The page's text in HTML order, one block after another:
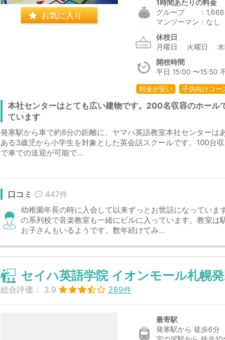
お気に入り
1時間あたりの料金
グループ ：1,666
マンツーマン：なし
休校日
月曜日 火曜日
開校時間
平日 15:00 〜15:50
料金が安い 子供向けコー
本社センターはとても広い建物です。200名収容のホール
ています
発寒駅から車で約8分の距離に、ヤマハ英語教室本社センターは
ある3歳児から小学生を対象とした英会話スクールです。100台
で車での送迎が可能で...
口コミ 447件
幼稚園年長の時に入会して以来ずっとお世話になっていま
の系列校で音楽教室も一緒にビルに入っています。教室は
お子さんもいるようです。数年続けてみ...
セイハ英語学院 イオンモール札幌
総合評価： 3.9 289件
最寄駅
発寒駅から 徒歩6分